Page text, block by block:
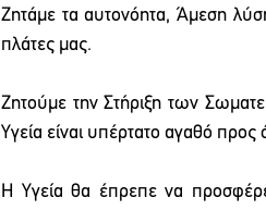
Ζητάμε τα αυτονόητα, Άμεση
πλάτες μας.
Ζητούμε την Στήριξη των
Υγεία είναι υπέρτατο αγαθό προς
Η Υγεία θα έπρεπε να